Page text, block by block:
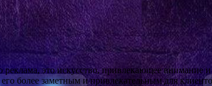
реклама, это искусство, привлекающее внимание
более заметным и привлекательным для